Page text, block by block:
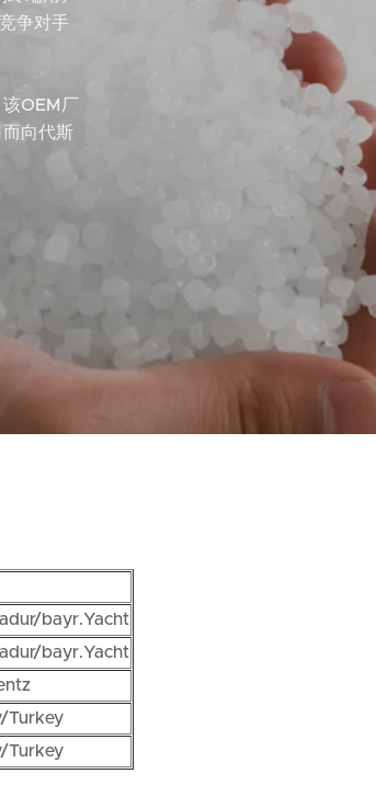
争对手
OEM厂
向代斯
bayr.Yacht
bayr.Yacht
Turkey
Turkey